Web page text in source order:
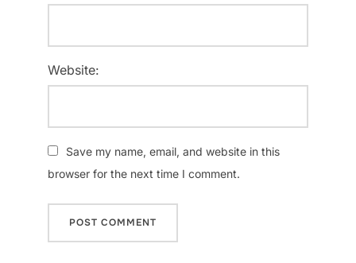
Website:
Save my name, email, and website in this
browser for the next time I comment.